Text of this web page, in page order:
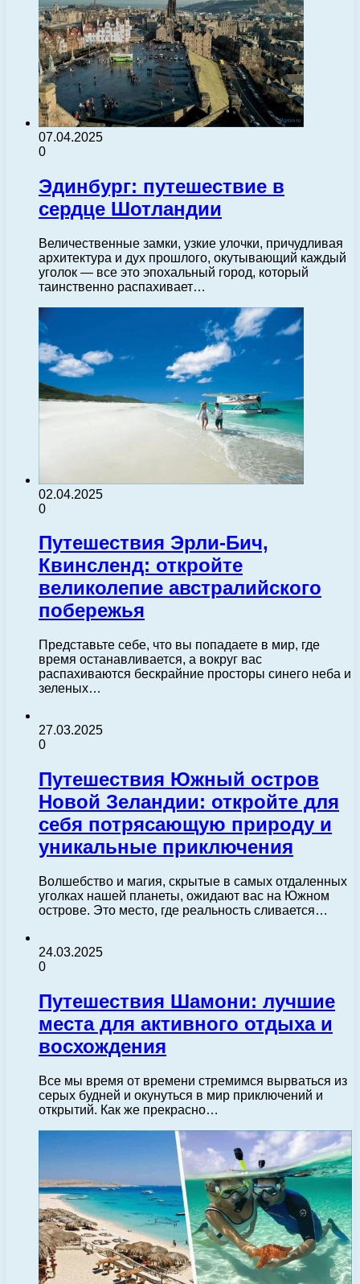
07.04.2025
0
Эдинбург: путешествие в
сердце Шотландии
Величественные замки, узкие улочки, причудливая
архитектура и дух прошлого, окутывающий каждый
уголок — все это эпохальный город, который
таинственно распахивает…
02.04.2025
0
Путешествия Эрли-Бич,
Квинсленд: откройте
великолепие австралийского
побережья
Представьте себе, что вы попадаете в мир, где
время останавливается, а вокруг вас
распахиваются бескрайние просторы синего неба и
зеленых…
27.03.2025
0
Путешествия Южный остров
Новой Зеландии: откройте для
себя потрясающую природу и
уникальные приключения
Волшебство и магия, скрытые в самых отдаленных
уголках нашей планеты, ожидают вас на Южном
острове. Это место, где реальность сливается…
24.03.2025
0
Путешествия Шамони: лучшие
места для активного отдыха и
восхождения
Все мы время от времени стремимся вырваться из
серых будней и окунуться в мир приключений и
открытий. Как же прекрасно…